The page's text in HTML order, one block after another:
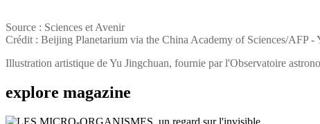
Source : Sciences et Avenir
Crédit : Beijing Planetarium via the China Academy of Sciences/AFP -
Illustration artistique de Yu Jingchuan, fournie par l'Observatoire
explore magazine